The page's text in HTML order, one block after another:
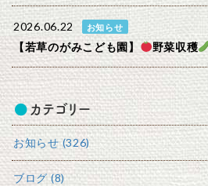
2026.06.22 お知らせ
【若草のがみこども園】 野菜収穫
カテゴリー
お知らせ (326)
ブログ (8)